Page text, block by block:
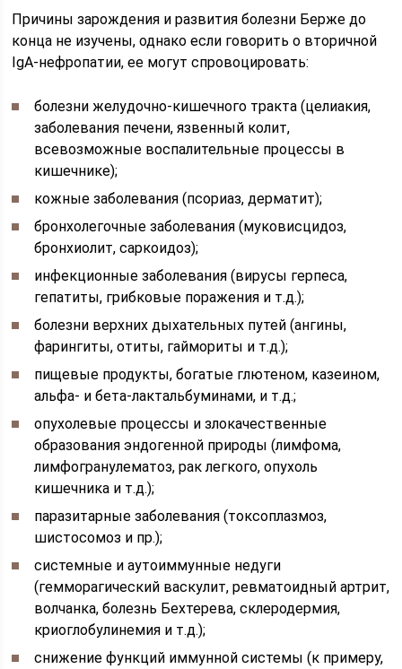
Причины зарождения и развития болезни Берже до
конца не изучены, однако если говорить о вторичной
IgA-нефропатии, ее могут спровоцировать:
болезни желудочно-кишечного тракта (целиакия,
заболевания печени, язвенный колит,
всевозможные воспалительные процессы в
кишечнике);
кожные заболевания (псориаз, дерматит);
бронхолегочные заболевания (муковисцидоз,
бронхиолит, саркоидоз);
инфекционные заболевания (вирусы герпеса,
гепатиты, грибковые поражения и т.д.);
болезни верхних дыхательных путей (ангины,
фарингиты, отиты, гаймориты и т.д.);
пищевые продукты, богатые глютеном, казеином,
альфа- и бета-лактальбуминами, и т.д.;
опухолевые процессы и злокачественные
образования эндогенной природы (лимфома,
лимфогранулематоз, рак легкого, опухоль
кишечника и т.д.);
паразитарные заболевания (токсоплазмоз,
шистосомоз и пр.);
системные и аутоиммунные недуги
(гемморагический васкулит, ревматоидный артрит,
волчанка, болезнь Бехтерева, склеродермия,
криоглобулинемия и т.д.);
снижение функций иммунной системы (к примеру,